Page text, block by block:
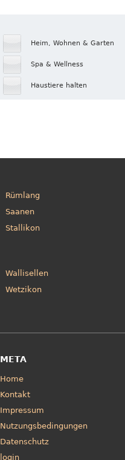
Heim, Wohnen & Garten
Spa & Wellness
Haustiere halten
Rümlang
Saanen
Stallikon
Wallisellen
Wetzikon
META
Home
Kontakt
Impressum
Nutzungsbedingungen
Datenschutz
login